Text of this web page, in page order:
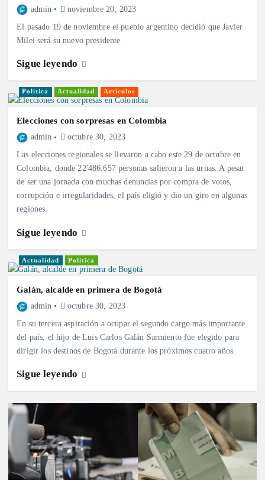
admin noviembre 20, 2023
El pasado 19 de noviembre el pueblo argentino decidió que Javier
Milei será su nuevo presidente.
Sigue leyendo
Política Actualidad Artículos
Elecciones con sorpresas en Colombia
admin octubre 30, 2023
Las elecciones regionales se llevaron a cabo este 29 de octubre en
Colombia, donde 22′486.657 personas salieron a las urnas. A pesar
de ser una jornada con muchas denuncias por compra de votos,
corrupción e irregularidades, el país eligió y dio un giro en algunas
regiones.
Sigue leyendo
Actualidad Política
Galán, alcalde en primera de Bogotá
admin octubre 30, 2023
En su tercera aspiración a ocupar el segundo cargo más importante
del país, el hijo de Luis Carlos Galán Sarmiento fue elegido para
dirigir los destinos de Bogotá durante los próximos cuatro años.
Sigue leyendo